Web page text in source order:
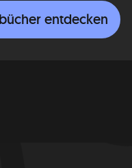
entdecken